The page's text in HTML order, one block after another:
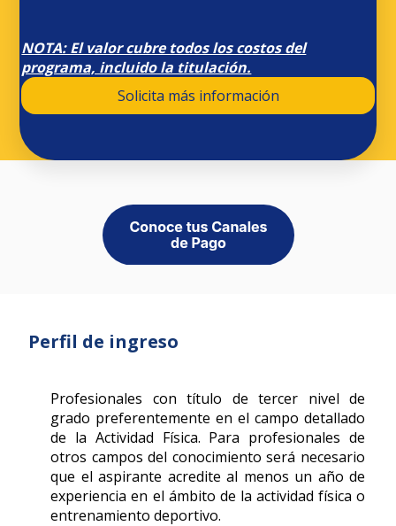
NOTA: El valor cubre todos los costos del
programa, incluido la titulación.
Solicita más información
Perfil de ingreso
Profesionales con título de tercer nivel de
grado preferentemente en el campo detallado
de la Actividad Física. Para profesionales de
otros campos del conocimiento será necesario
que el aspirante acredite al menos un año de
experiencia en el ámbito de la actividad física o
entrenamiento deportivo.